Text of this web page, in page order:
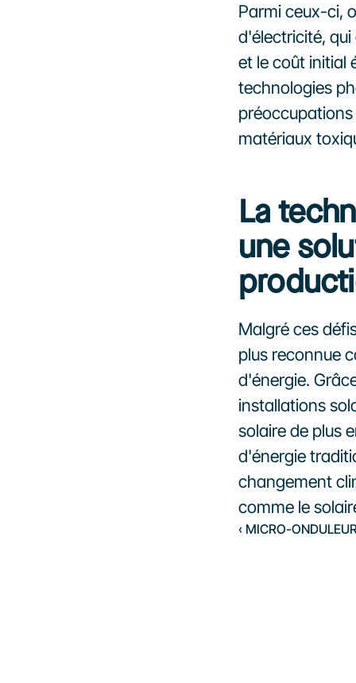
Parmi ceux-ci,
d'électricité, qui
et le coût initial
technologies
matériaux
La
une
Malgré ces
plus reconnue
d'énergie.
installations
solaire de plus
d'énergie
changement
comme le
‹ MICRO-